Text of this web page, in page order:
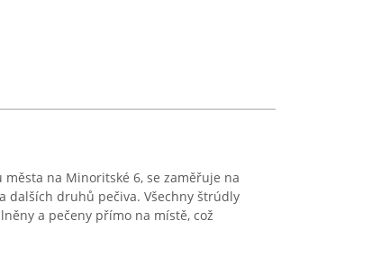
na Minoritské 6, se zaměřuje na
dalších druhů pečiva. Všechny štrúdly
a pečeny přímo na místě, což